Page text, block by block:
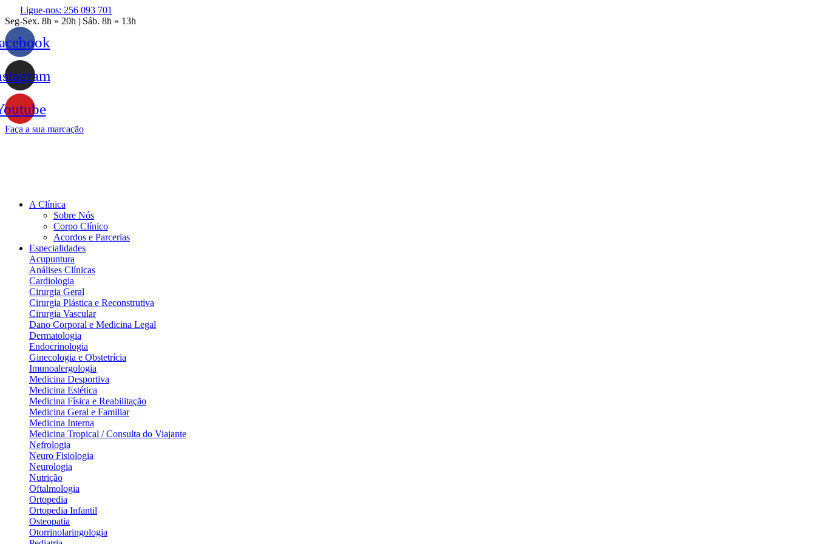
Ligue-nos: 256 093 701
Seg-Sex. 8h » 20h | Sáb. 8h » 13h
Faça a sua marcação
Acordos e Parcerias
Especialidades
Acupuntura
Análises Clínicas
Cardiologia
Cirurgia Geral
Cirurgia Plástica e Reconstrutiva
Cirurgia Vascular
Dano Corporal e Medicina Legal
Dermatologia
Endocrinologia
Ginecologia e Obstetrícia
Imunoalergologia
Medicina Desportiva
Medicina Estética
Medicina Física e Reabilitação
Medicina Geral e Familiar
Medicina Interna
Medicina Tropical / Consulta do Viajante
Nefrologia
Neuro Fisiologia
Neurologia
Nutrição
Oftalmologia
Ortopedia
Ortopedia Infantil
Osteopatia
Otorrinolaringologia
Pediatria
Pneumologia
Podologia